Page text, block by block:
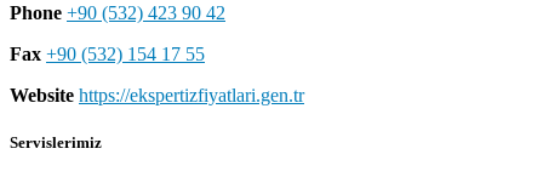
Phone +90 (532) 423 90 42
Fax +90 (532) 154 17 55
Website https://ekspertizfiyatlari.gen.tr
Servislerimiz